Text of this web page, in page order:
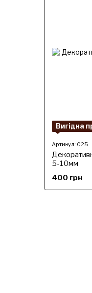
Вигідна
Артикул: 025
5-10мм
400 грн